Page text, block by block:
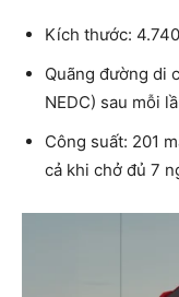
Kích thước:
Quãng đường di
NEDC) sau mỗi
Công suất: 201
cả khi chở đủ 7